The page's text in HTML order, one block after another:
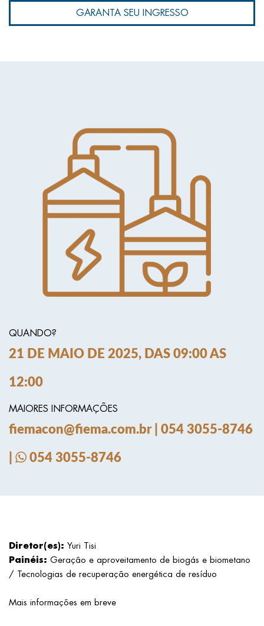
GARANTA SEU INGRESSO
QUANDO?
21 DE MAIO DE 2025, DAS 09:00 AS
12:00
MAIORES INFORMAÇÕES
fiemacon@fiema.com.br | 054 3055-8746
054 3055-8746
Diretor(es): Yuri Tisi
Painéis: Geração e aproveitamento de biogás e biometano
/ Tecnologias de recuperação energética de resíduo
Mais informações em breve